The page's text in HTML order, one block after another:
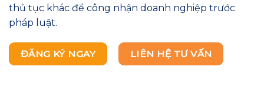
thủ tục khác để công nhận doanh nghiệp trước
pháp luật.
ĐĂNG KÝ NGAY LIÊN HỆ TƯ VẤN